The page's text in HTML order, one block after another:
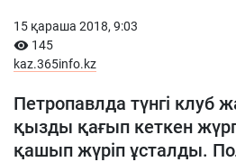
15 қараша 2018, 9:03
145
kaz.365info.kz
Петропавлда түнгі клуб
қызды қағып кеткен
қашып жүріп ұсталды.